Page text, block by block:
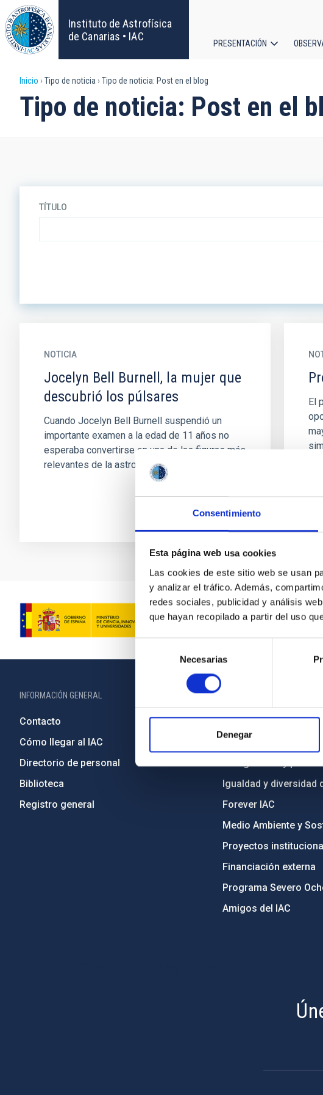
Consentimiento
Esta página web usa cookies
Las cookies de este sitio web se usan
y analizar el tráfico. Además,
redes sociales, publicidad y análisis
que hayan recopilado a partir del uso
de
consentimiento
Necesarias
Denegar
Pasar
al
contenido
principal
Instituto de Astrofísica
de Canarias • IAC
principal
PRESENTACIÓN
Sobrescribir
enlaces
Inicio Tipo de noticia Tipo de noticia: Post en el blog
Tipo de noticia: Post en el
TÍTULO
NOTICIA
Jocelyn Bell Burnell, la mujer que
descubrió los púlsares
Cuando Jocelyn Bell Burnell suspendió un
importante examen a la edad de 11 años no
esperaba convertirse en una de las figuras más
relevantes de la astronomía...
El
INFORMACIÓN GENERAL
Contacto
Cómo llegar al IAC
Directorio de personal
Biblioteca
Registro general
Legislación
Transparencia
Código ético y
Igualdad y diversidad
Forever IAC
Medio Ambiente y
Proyectos
Financiación externa
Programa Severo
Amigos del IAC